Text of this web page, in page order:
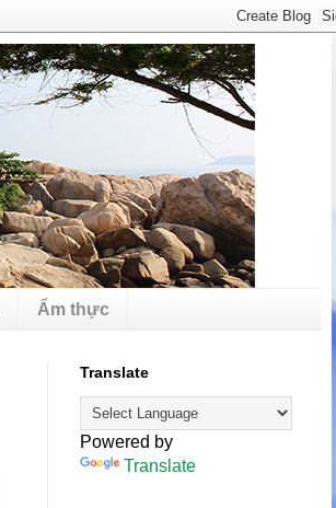
Ẩm thực
Translate
Powered by
Translate